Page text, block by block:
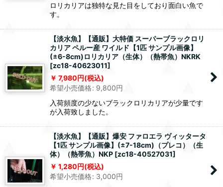
ロリカリアは独特な見た目をしており面白い魚で
す。
【淡水魚】【通販】大特価 スーパーブラックロリ
カリア ペルー産 ワイルド【1匹 サンプル画像】
(±6-8cm)ロリカリア（生体）（熱帯魚）NKRK
[zc18-40623011]
7,980円(税込)
希望小売価格: 9,800円
入荷頻度の少ないブラックロリカリアが少量です
が入荷致しました。
【淡水魚】【通販】爆安 ファロエラ ヴィッタータ
【1匹 サンプル画像】(±7-18cm)（プレコ）（生
体）（熱帯魚）NKP [zc18-40527031]
1,280円(税込)
希望小売価格: 3,000円